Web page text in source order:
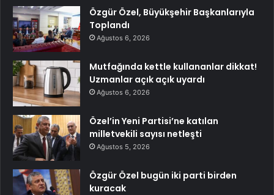
Özgür Özel, Büyükşehir Başkanlarıyla
Toplandı
Ağustos 6, 2026
Mutfağında kettle kullananlar dikkat!
Uzmanlar açık açık uyardı
Ağustos 6, 2026
Özel’in Yeni Partisi’ne katılan
milletvekili sayısı netleşti
Ağustos 5, 2026
Özgür Özel bugün iki parti birden
kuracak